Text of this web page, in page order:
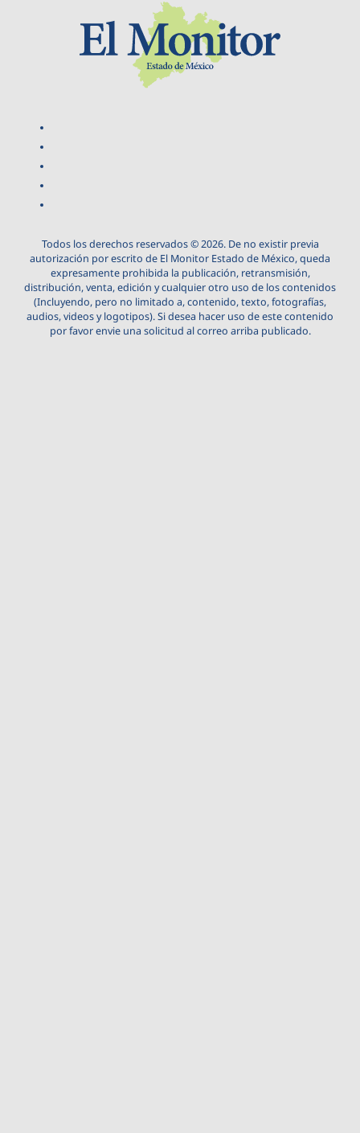
Todos los derechos reservados © 2026. De no existir previa
autorización por escrito de El Monitor Estado de México, queda
expresamente prohibida la publicación, retransmisión,
distribución, venta, edición y cualquier otro uso de los contenidos
(Incluyendo, pero no limitado a, contenido, texto, fotografías,
audios, videos y logotipos). Si desea hacer uso de este contenido
por favor envie una solicitud al correo arriba publicado.